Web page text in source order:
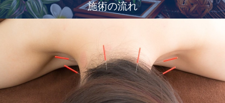
施術の流れ